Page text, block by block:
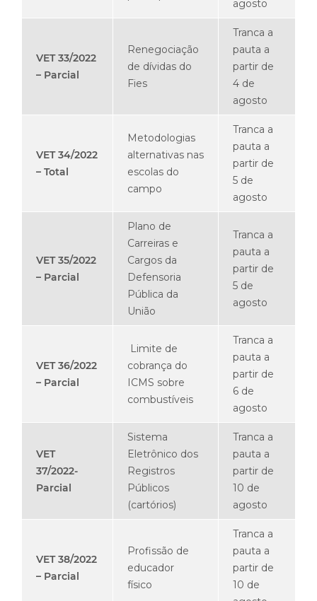
agosto
VET 33/2022
– Parcial
Renegociação
de dívidas do
Fies
Tranca a
pauta a
partir de
4 de
agosto
VET 34/2022
– Total
Metodologias
alternativas nas
escolas do
campo
Tranca a
pauta a
partir de
5 de
agosto
VET 35/2022
– Parcial
Plano de
Carreiras e
Cargos da
Defensoria
Pública da
União
Tranca a
pauta a
partir de
5 de
agosto
VET 36/2022
– Parcial
Limite de
cobrança do
ICMS sobre
combustíveis
Tranca a
pauta a
partir de
6 de
agosto
VET
37/2022-
Parcial
Sistema
Eletrônico dos
Registros
Públicos
(cartórios)
Tranca a
pauta a
partir de
10 de
agosto
VET 38/2022
– Parcial
Profissão de
educador
físico
Tranca a
pauta a
partir de
10 de